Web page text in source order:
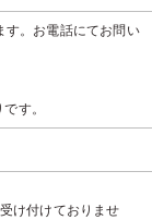
す。お電話にてお問い
す。
け付けておりませ